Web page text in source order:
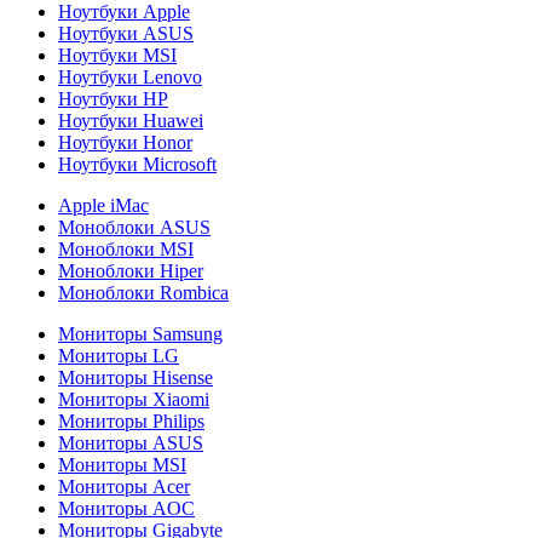
Ноутбуки Apple
Ноутбуки ASUS
Ноутбуки MSI
Ноутбуки Lenovo
Ноутбуки HP
Ноутбуки Huawei
Ноутбуки Honor
Ноутбуки Microsoft
Apple iMac
Моноблоки ASUS
Моноблоки MSI
Моноблоки Hiper
Моноблоки Rombica
Мониторы Samsung
Мониторы LG
Мониторы Hisense
Мониторы Xiaomi
Мониторы Philips
Мониторы ASUS
Мониторы MSI
Мониторы Acer
Мониторы AOC
Мониторы Gigabyte